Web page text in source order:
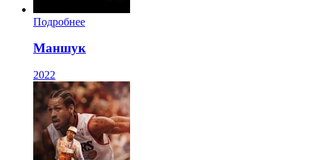
Подробнее
Маншук
2022